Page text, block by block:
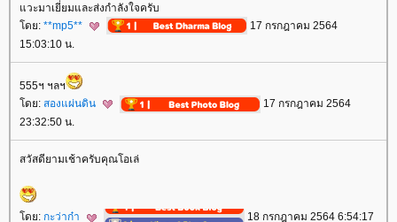
วะมาเยี่ยมและส่งกำลังใจครับ
ดย: **mp5**
17 กรกฎาคม 2564
15:03:10 น.
555ฯ ฯลฯ
ดย: สองแผ่นดิน
17 กรกฎาคม 2564
23:32:50 น.
สวัสดียามเช้าครับคุณโอเล่
ดย: กะว่าก๋า
18 กรกฎาคม 2564 6:54:17